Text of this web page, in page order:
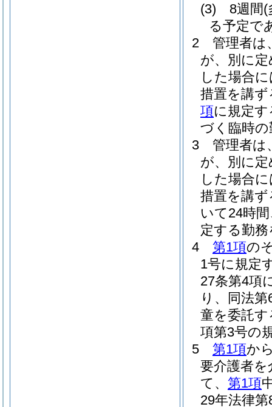
(3)
8週間(
る予定で
2
管理者は
が、別に
した場合
措置を講
項に規定
づく臨時
3
管理者は
が、別に
した場合
措置を講
いて24時
定する勤
4
第1項の
1号に規定
27条第4項
り、同法
童を委託
項第3号の
5
第1項か
要介護者
て、 第1項
29年法律第